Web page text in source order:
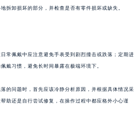
拆卸损坏的部分，并检查是否有零件损坏或缺失。
常佩戴中应注意避免手表受到剧烈撞击或跌落；定期进
戴习惯，避免长时间暴露在极端环境下。
的问题时，首先应该冷静分析原因，并根据具体情况采
助还是自行尝试修复，在操作过程中都应格外小心谨